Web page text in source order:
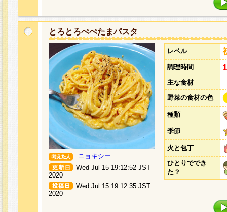
とろとろぺぺたまパスタ
ニョキシー
Wed Jul 15 19:12:52 JST
2020
Wed Jul 15 19:12:35 JST
2020
レベル
調理時間
主な食材
野菜の食材の色
種類
季節
火と包丁
ひとりででき
た？